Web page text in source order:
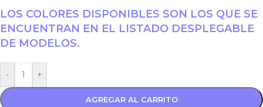
LOS COLORES DISPONIBLES SON LOS QUE SE
ENCUENTRAN EN EL LISTADO DESPLEGABLE
DE MODELOS.
- +
AGREGAR AL CARRITO